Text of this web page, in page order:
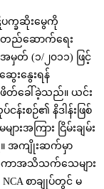
ဋိပက္ခဆိုးမွေကို
ည်ဆောက်ရေး
တ် (၁/၂၀၁၁) ဖြင့်
ေးနွေးရန်
တ်ခေါ်ခဲ့သည်။ ယင်း
န်းစဉ်၏ နိဒါန်းဖြစ်
အကြား ငြိမ်းချမ်း
ည်။ အကျိုးဆက်မှာ
ကာအသိသက်သေများ
စာချုပ်တွင် မ